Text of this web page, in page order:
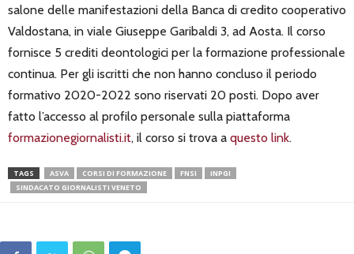
salone delle manifestazioni della Banca di credito cooperativo
Valdostana, in viale Giuseppe Garibaldi 3, ad Aosta. Il corso
fornisce 5 crediti deontologici per la formazione professionale
continua. Per gli iscritti che non hanno concluso il periodo
formativo 2020-2022 sono riservati 20 posti. Dopo aver
fatto l’accesso al profilo personale sulla piattaforma
formazionegiornalisti.it, il corso si trova a questo link.
TAGS ASVA CORSI DI FORMAZIONE FNSI
INPGI
SINDACATO GIORNALISTI VENETO